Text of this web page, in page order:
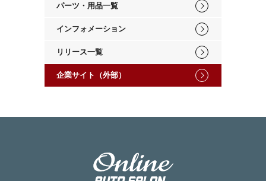
パーツ・用品一覧
インフォメーション
リリース一覧
企業サイト（外部）